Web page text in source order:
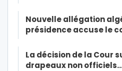
Nouvelle allégation
présidence accuse le
La décision de la Cour
drapeaux non